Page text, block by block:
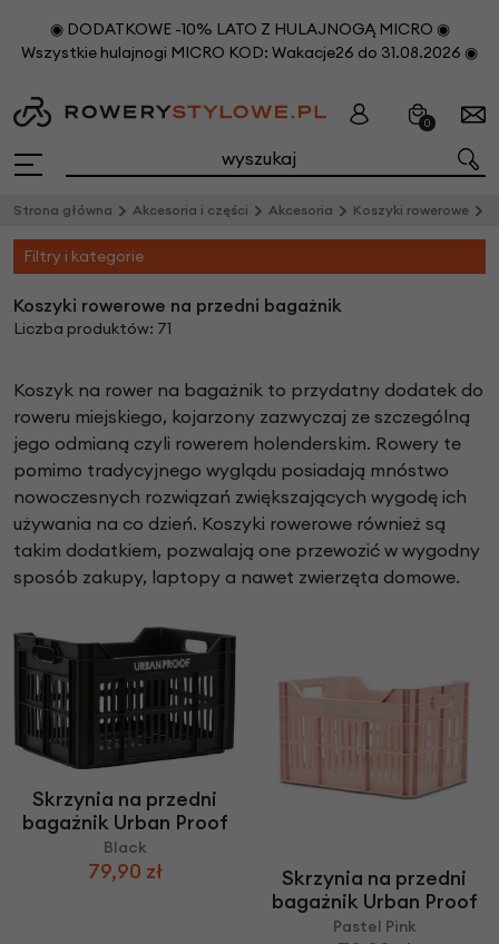
◉ DODATKOWE -10% LATO Z HULAJNOGĄ MICRO ◉
Wszystkie hulajnogi MICRO KOD: Wakacje26 do 31.08.2026 ◉
0
Strona główna Akcesoria i części Akcesoria Koszyki rowerowe
Filtry i kategorie
Koszyki rowerowe na przedni bagażnik
Liczba produktów: 71
Koszyk na rower na bagażnik to przydatny dodatek do
roweru miejskiego, kojarzony zazwyczaj ze szczególną
jego odmianą czyli rowerem holenderskim. Rowery te
pomimo tradycyjnego wyglądu posiadają mnóstwo
nowoczesnych rozwiązań zwiększających wygodę ich
używania na co dzień. Koszyki rowerowe również są
takim dodatkiem, pozwalają one przewozić w wygodny
sposób zakupy, laptopy a nawet zwierzęta domowe.
Skrzynia na przedni
bagażnik Urban Proof
Black
79,90 zł
Skrzynia na przedni
bagażnik Urban Proof
Pastel Pink